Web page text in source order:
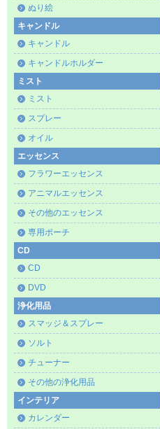
ぬり絵
キャンドル
キャンドル
キャンドルホルダー
ミスト
ミスト
スプレー
オイル
エッセンス
フラワーエッセンス
アニマルエッセンス
その他のエッセンス
専用ポーチ
CD
CD
DVD
浄化用品
スマッジ＆スプレー
ソルト
チューナー
その他の浄化用品
インテリア
カレンダー